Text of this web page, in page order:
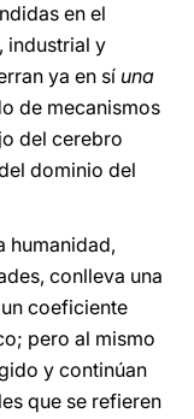
en el
industrial y
ya en sí una
de mecanismos
del cerebro
dominio del
humanidad,
conlleva una
coeficiente
pero al mismo
y continúan
que se refieren